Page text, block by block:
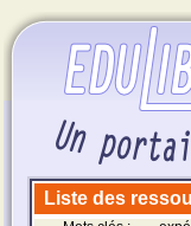
Liste des